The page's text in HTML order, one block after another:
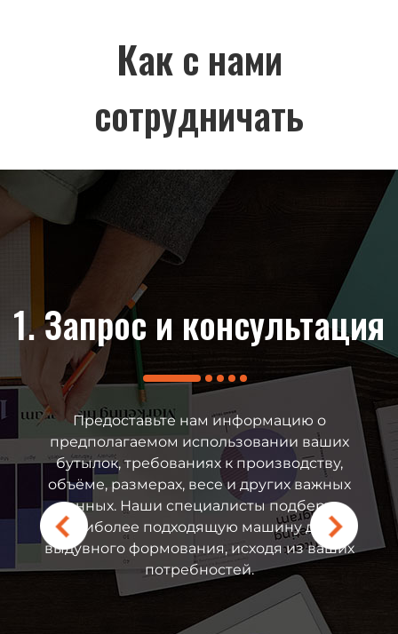
Как с нами
сотрудничать
непредвиденных
оборудованием вы
с нашими
и получить
обслуживание.
удаленную
обслуживание
1. Запрос и консультация
Предоставьте нам информацию о
предполагаемом использовании ваших
бутылок, требованиях к производству,
объёме, размерах, весе и других важных
данных. Наши специалисты подберут
наиболее подходящую машину для
выдувного формования, исходя из ваших
потребностей.
2.
На основе
предложим
включая
машины для
пестицидов,
бренды
продукции, а также